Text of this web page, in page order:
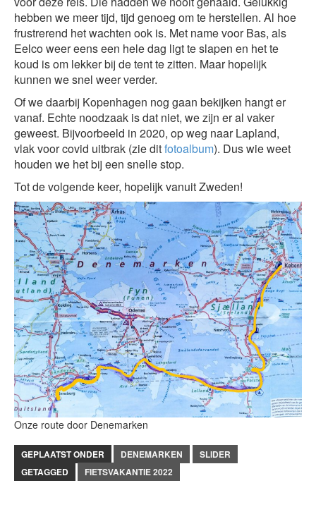
hebben we meer tijd, tijd genoeg om te herstellen. Al hoe
frustrerend het wachten ook is. Met name voor Bas, als
Eelco weer eens een hele dag ligt te slapen en het te
koud is om lekker bij de tent te zitten. Maar hopelijk
kunnen we snel weer verder.
Of we daarbij Kopenhagen nog gaan bekijken hangt er
vanaf. Echte noodzaak is dat niet, we zijn er al vaker
geweest. Bijvoorbeeld in 2020, op weg naar Lapland,
vlak voor covid uitbrak (zie ditfotoalbum). Dus wie weet
houden we het bij een snelle stop.
Tot de volgende keer, hopelijk vanuit Zweden!
Onze route door Denemarken
GEPLAATST ONDER DENEMARKEN
SLIDER
GETAGGED
FIETSVAKANTIE 2022